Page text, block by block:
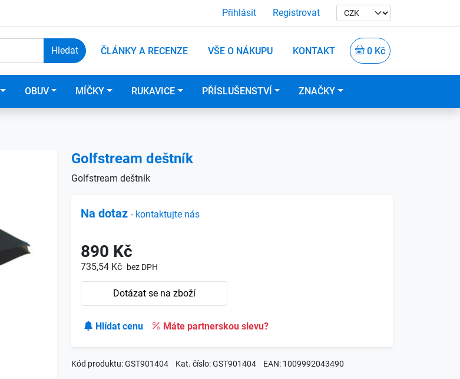
Přihlásit Registrovat
ČLÁNKY A RECENZE VŠE O NÁKUPU KONTAKT 0 Kč
OBUV MÍČKY RUKAVICE PŘÍSLUŠENSTVÍ ZNAČKY
Golfstream deštník
Golfstream deštník
Na dotaz - kontaktujte nás
890 Kč
735,54 Kč bez DPH
Dotázat se na zboží
Hlídat cenu Máte partnerskou slevu?
Kód produktu: GST901404 Kat. číslo: GST901404 EAN: 1009992043490